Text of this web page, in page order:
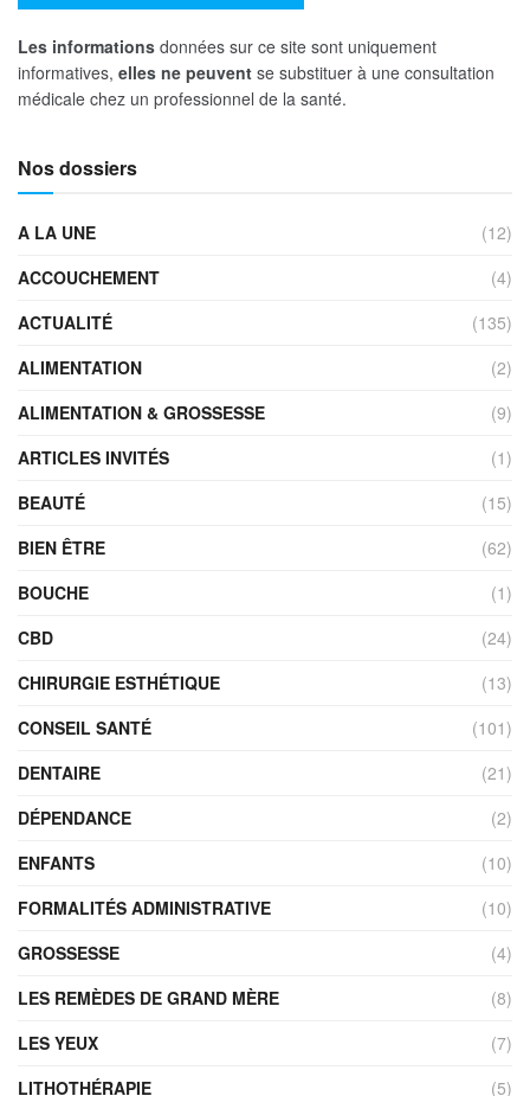
Les informations données sur ce site sont uniquement
informatives, elles ne peuvent se substituer à une consultation
médicale chez un professionnel de la santé.
Nos dossiers
A LA UNE
(12)
ACCOUCHEMENT
(4)
ACTUALITÉ
(135)
ALIMENTATION
(2)
ALIMENTATION & GROSSESSE
(9)
ARTICLES INVITÉS
(1)
BEAUTÉ
(15)
BIEN ÊTRE
(62)
BOUCHE
(1)
CBD
(24)
CHIRURGIE ESTHÉTIQUE
(13)
CONSEIL SANTÉ
(101)
DENTAIRE
(21)
DÉPENDANCE
(2)
ENFANTS
(10)
FORMALITÉS ADMINISTRATIVE
(10)
GROSSESSE
(4)
LES REMÈDES DE GRAND MÈRE
(8)
LES YEUX
(7)
LITHOTHÉRAPIE
(5)